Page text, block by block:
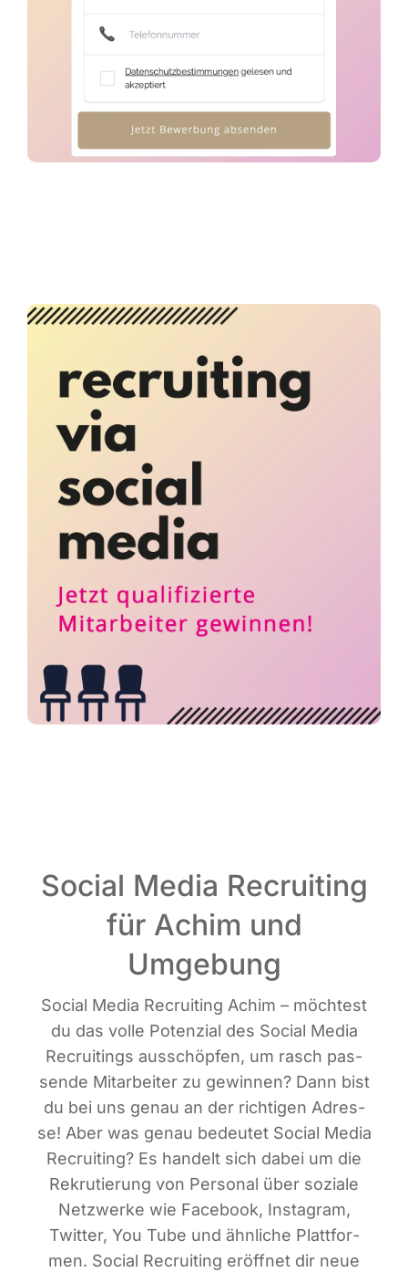
Social Media Recruiting
für Achim und
Umgebung
Social Media Recrui­ting Achim – möch­test
du das vol­le Poten­zi­al des Social Media
Recrui­tin­gs aus­schöp­fen, um rasch pas­
sen­de Mit­ar­bei­ter zu gewin­nen? Dann bist
du bei uns genau an der rich­ti­gen Adres­
se! Aber was genau bedeu­tet Social Media
Recrui­ting? Es han­delt sich dabei um die
Rekru­tie­rung von Per­so­nal über sozia­le
Netz­wer­ke wie Face­book, Insta­gram,
Twit­ter, You Tube und ähn­li­che Platt­for­
men. Social Recrui­ting eröff­net dir neue